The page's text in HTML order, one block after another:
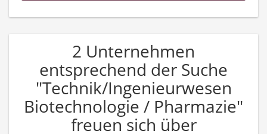
2 Unternehmen
entsprechend der Suche
"Technik/Ingenieurwesen
Biotechnologie / Pharmazie"
freuen sich über